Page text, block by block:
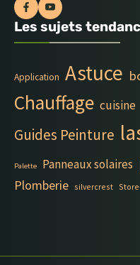
Les sujets
Application Astuce
Chauffage cuisine
Guides Peinture
Palette Panneaux solaires
Plomberie silvercrest